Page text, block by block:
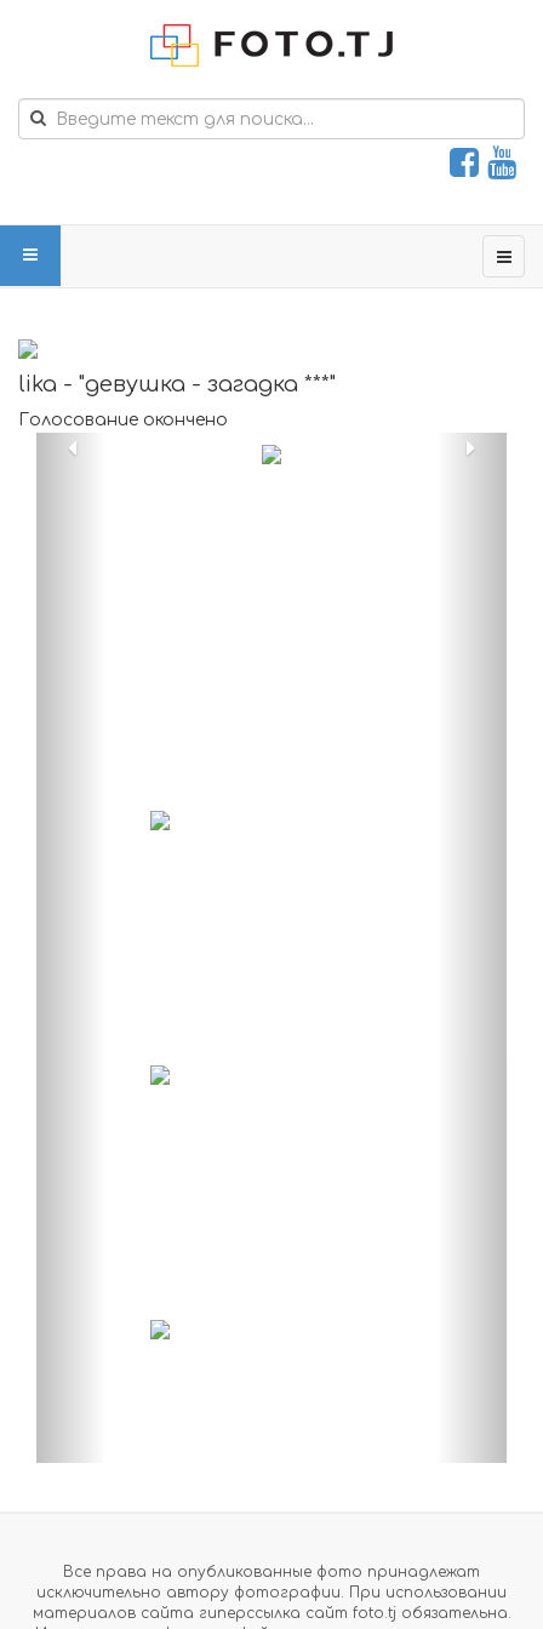
lika - "девушка - загадка ***"
Голосование окончено
Все права на опубликованные фото принадлежат
исключительно автору фотографии. При использовании
материалов сайта гиперссылка сайт foto.tj обязательна.